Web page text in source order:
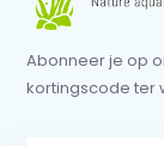
Abonneer je op
kortingscode ter